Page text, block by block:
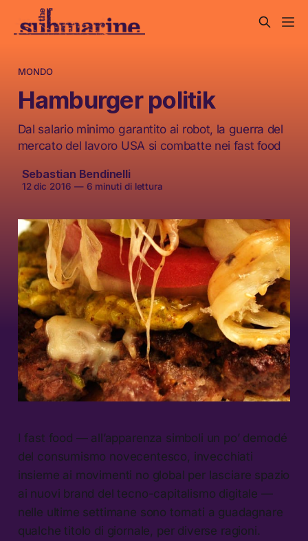
MONDO
Hamburger politik
Dal salario minimo garantito ai robot, la guerra del
mercato del lavoro USA si combatte nei fast food
Sebastian Bendinelli
12 dic 2016 —6 minuti di lettura
I fast food — all’apparenza simboli un po’ demodé
del consumismo novecentesco, invecchiati
insieme ai movimenti no global per lasciare spazio
ai nuovi brand del tecno-capitalismo digitale —
nelle ultime settimane sono tornati a guadagnare
qualche titolo di giornale, per diverse ragioni.